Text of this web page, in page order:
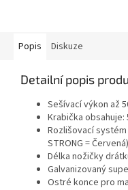
Popis Diskuze
Detailní popis
Sešívací výkon až
Krabička obsahuje:
Rozlišovací
STRONG = Červená)
Délka nožičky
Galvanizovaný
Ostré konce pro